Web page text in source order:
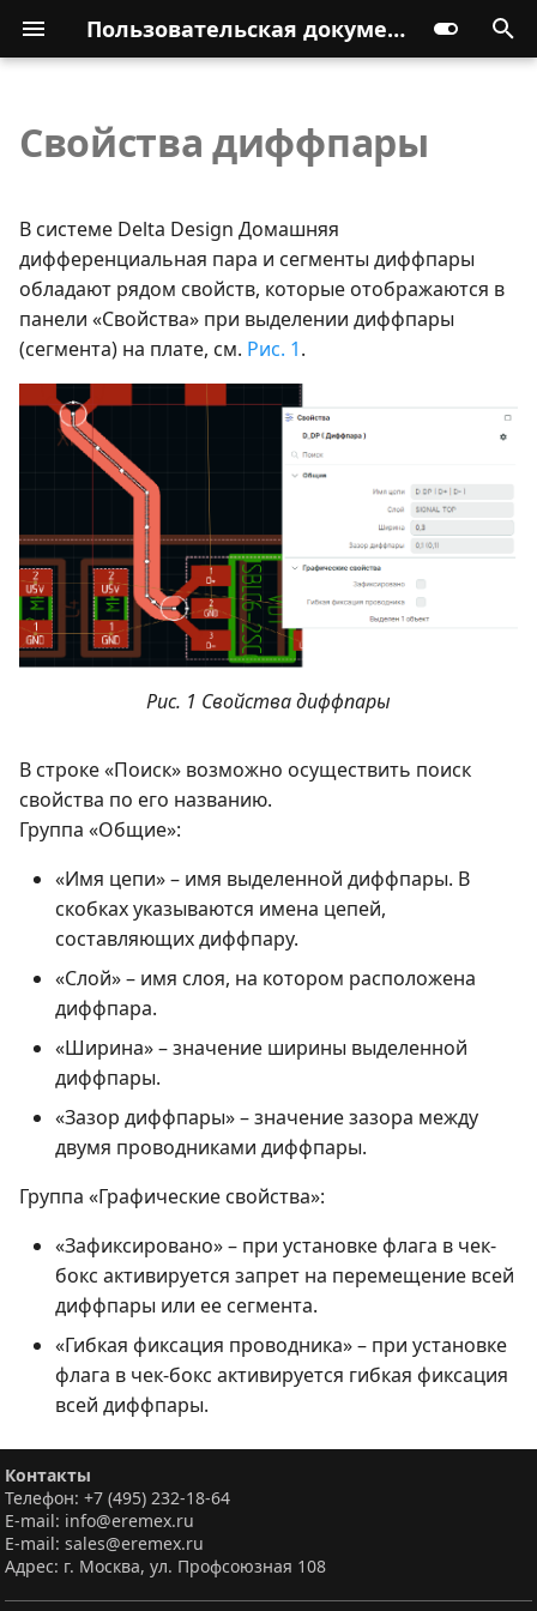
Пользовательская документация
Свойства диффпары
В системе Delta Design Домашняя
дифференциальная пара и сегменты диффпары
обладают рядом свойств, которые отображаются в
панели «Свойства» при выделении диффпары
(сегмента) на плате, см. Рис. 1.
Рис. 1 Свойства диффпары
В строке «Поиск» возможно осуществить поиск
свойства по его названию.
Группа «Общие»:
«Имя цепи» – имя выделенной диффпары. В
скобках указываются имена цепей,
составляющих диффпару.
«Слой» – имя слоя, на котором расположена
диффпара.
«Ширина» – значение ширины выделенной
диффпары.
«Зазор диффпары» – значение зазора между
двумя проводниками диффпары.
Группа «Графические свойства»:
«Зафиксировано» – при установке флага в чек-
бокс активируется запрет на перемещение всей
диффпары или ее сегмента.
«Гибкая фиксация проводника» – при установке
флага в чек-бокс активируется гибкая фиксация
всей диффпары.
Контакты
Телефон: +7 (495) 232-18-64
E-mail: info@eremex.ru
E-mail: sales@eremex.ru
Адрес: г. Москва, ул. Профсоюзная 108